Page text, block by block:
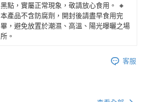
黑點，實屬正常現象，敬請放心食用。 🔸
本產品不含防腐劑，開封後請盡早食用完
畢，避免放置於潮濕、高溫、陽光曝曬之場
所。
客服